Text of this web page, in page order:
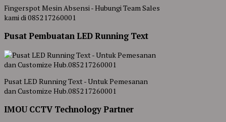
Fingerspot Mesin Absensi - Hubungi Team Sales
kami di 085217260001
Pusat Pembuatan LED Running Text
Pusat LED Running Text - Untuk Pemesanan
dan Customize Hub.085217260001
IMOU CCTV Technology Partner